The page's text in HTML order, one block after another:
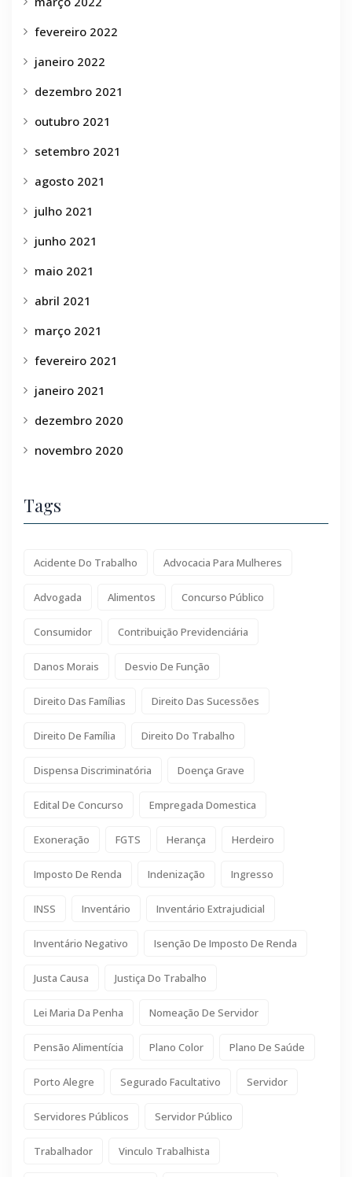
fevereiro 2022
janeiro 2022
dezembro 2021
outubro 2021
setembro 2021
agosto 2021
julho 2021
junho 2021
maio 2021
abril 2021
março 2021
fevereiro 2021
janeiro 2021
dezembro 2020
novembro 2020
Tags
Acidente Do Trabalho Advocacia Para Mulheres
Advogada Alimentos Concurso Público
Consumidor Contribuição Previdenciária
Danos Morais Desvio De Função
Direito Das Famílias Direito Das Sucessões
Direito De Família Direito Do Trabalho
Dispensa Discriminatória Doença Grave
Edital De Concurso Empregada Domestica
Exoneração FGTS Herança Herdeiro
Imposto De Renda Indenização Ingresso
INSS Inventário Inventário Extrajudicial
Inventário Negativo Isenção De Imposto De Renda
Justa Causa Justiça Do Trabalho
Lei Maria Da Penha Nomeação De Servidor
Pensão Alimentícia Plano Color Plano De Saúde
Porto Alegre Segurado Facultativo Servidor
Servidores Públicos Servidor Público
Trabalhador Vinculo Trabalhista